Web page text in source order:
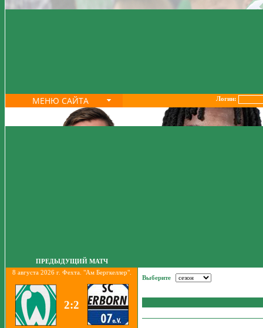
МЕНЮ САЙТА Логин:
ПРЕДЫДУЩИЙ МАТЧ
8 августа 2026 г. Фехта. "Ам Бергкеллер".
2:2
Выберите